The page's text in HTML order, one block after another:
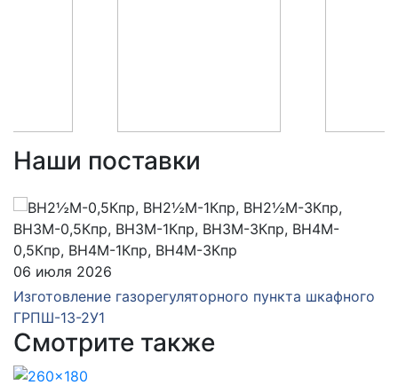
Наши поставки
06 июля 2026
Изготовление газорегуляторного пункта шкафного
ГРПШ-13-2У1
Смотрите также